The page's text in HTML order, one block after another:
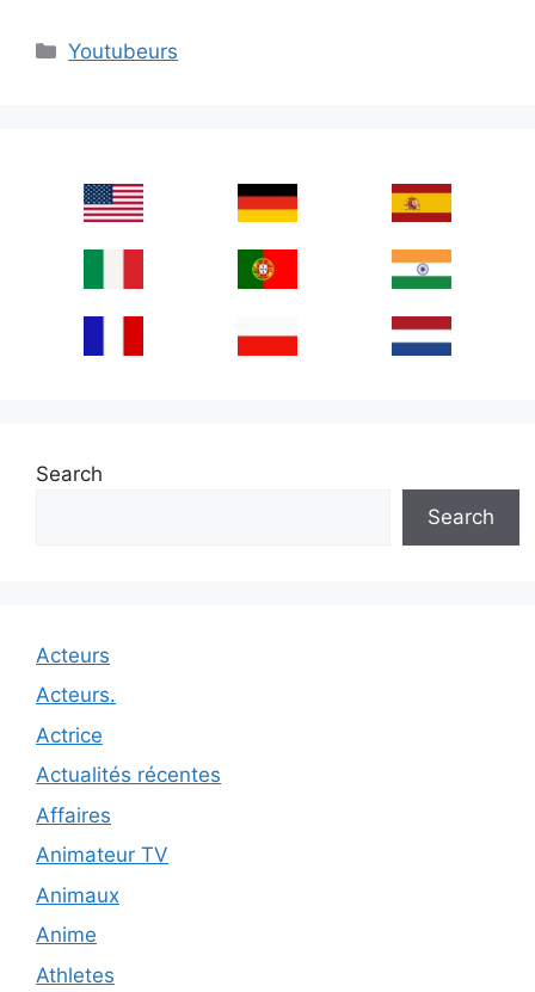
Categories
Youtubeurs
Search
Search
Acteurs
Acteurs.
Actrice
Actualités récentes
Affaires
Animateur TV
Animaux
Anime
Athletes